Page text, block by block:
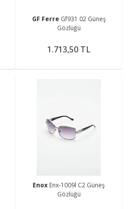
GF Ferre Gf931 02 Güneş
Gözlüğü
1.713,50 TL
Enox Enx-1009l C2 Güneş
Gözlüğü